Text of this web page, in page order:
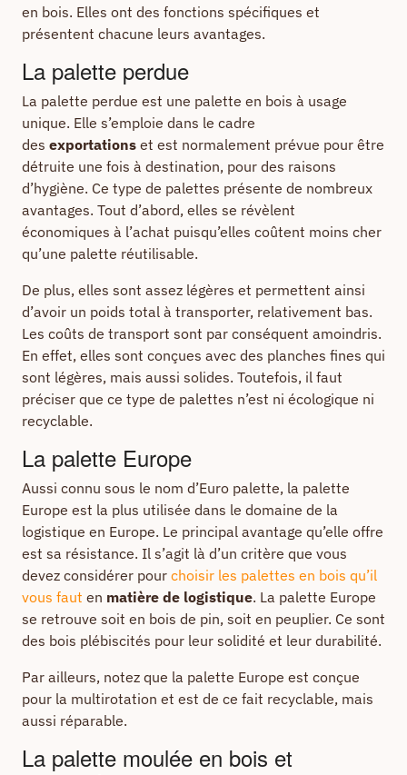
en bois. Elles ont des fonctions spécifiques et
présentent chacune leurs avantages.
La palette perdue
La palette perdue est une palette en bois à usage
unique. Elle s’emploie dans le cadre
des exportations et est normalement prévue pour être
détruite une fois à destination, pour des raisons
d’hygiène. Ce type de palettes présente de nombreux
avantages. Tout d’abord, elles se révèlent
économiques à l’achat puisqu’elles coûtent moins cher
qu’une palette réutilisable.
De plus, elles sont assez légères et permettent ainsi
d’avoir un poids total à transporter, relativement bas.
Les coûts de transport sont par conséquent amoindris.
En effet, elles sont conçues avec des planches fines qui
sont légères, mais aussi solides. Toutefois, il faut
préciser que ce type de palettes n’est ni écologique ni
recyclable.
La palette Europe
Aussi connu sous le nom d’Euro palette, la palette
Europe est la plus utilisée dans le domaine de la
logistique en Europe. Le principal avantage qu’elle offre
est sa résistance. Il s’agit là d’un critère que vous
devez considérer pour choisir les palettes en bois qu’il
vous faut en matière de logistique. La palette Europe
se retrouve soit en bois de pin, soit en peuplier. Ce sont
des bois plébiscités pour leur solidité et leur durabilité.
Par ailleurs, notez que la palette Europe est conçue
pour la multirotation et est de ce fait recyclable, mais
aussi réparable.
La palette moulée en bois et